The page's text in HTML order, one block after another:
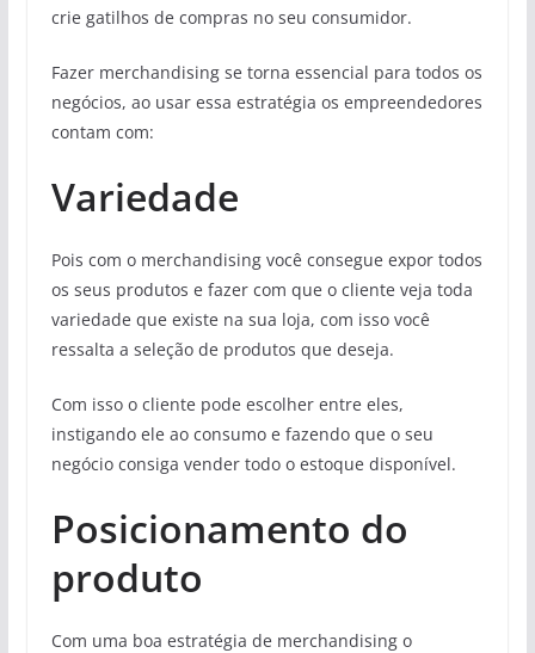
crie gatilhos de compras no seu consumidor.
Fazer merchandising se torna essencial para todos os
negócios, ao usar essa estratégia os empreendedores
contam com:
Variedade
Pois com o merchandising você consegue expor todos
os seus produtos e fazer com que o cliente veja toda
variedade que existe na sua loja, com isso você
ressalta a seleção de produtos que deseja.
Com isso o cliente pode escolher entre eles,
instigando ele ao consumo e fazendo que o seu
negócio consiga vender todo o estoque disponível.
Posicionamento do
produto
Com uma boa estratégia de merchandising o